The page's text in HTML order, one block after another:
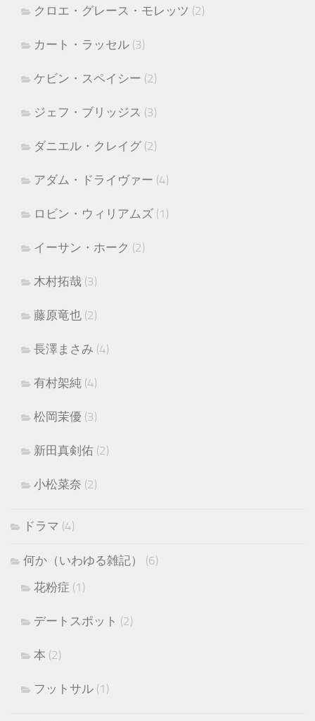
クロエ・グレース・モレッツ (2)
カート・ラッセル (3)
ケビン・スペイシー (2)
ジェフ・ブリッジス (3)
ダニエル・クレイグ (2)
アダム・ドライヴァー (4)
ロビン・ウィリアムズ (1)
イーサン・ホーク (2)
木村拓哉 (3)
藤原竜也 (2)
長澤まさみ (4)
有村架純 (4)
松岡茉優 (3)
新田真剣佑 (2)
小松菜奈 (2)
ドラマ (4)
何か（いわゆる雑記）
(6)
花粉症 (1)
デートスポット (2)
本 (2)
フットサル (1)